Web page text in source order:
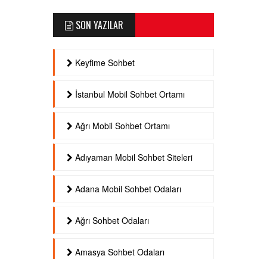
SON YAZILAR
Keyfime Sohbet
İstanbul Mobil Sohbet Ortamı
Ağrı Mobil Sohbet Ortamı
Adıyaman Mobil Sohbet Siteleri
Adana Mobil Sohbet Odaları
Ağrı Sohbet Odaları
Amasya Sohbet Odaları